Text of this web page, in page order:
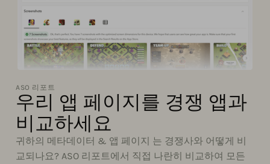
ASO 리포트
우리 앱 페이지를 경쟁 앱과
비교하세요
귀하의 메타데이터 & 앱 페이지 는 경쟁사와 어떻게 비
교되나요? ASO 리포트에서 직접 나란히 비교하여 모든